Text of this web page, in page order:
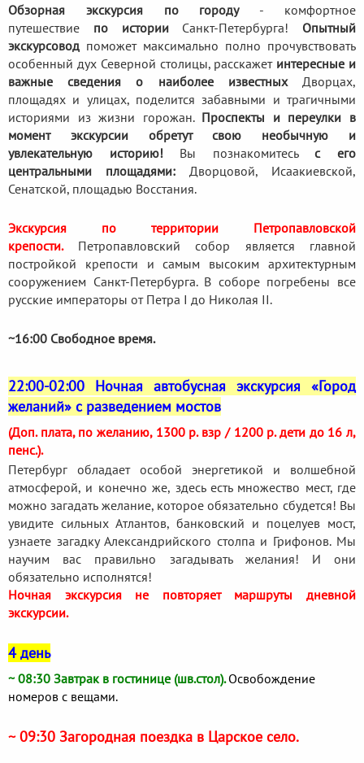
Обзорная экскурсия по городу- комфортное
путешествие по историиСанкт-Петербурга! Опытный
экскурсовод поможет максимально полно прочувствовать
особенный дух Северной столицы, расскажет интересные и
важные сведения о наиболее известныхДворцах,
площадях и улицах, поделится забавными и трагичными
историями из жизни горожан. Проспекты и переулки в
момент экскурсии обретут свою необычную и
увлекательную историю!Вы познакомитесьс его
центральными площадями: Дворцовой, Исаакиевской,
Сенатской, площадью Восстания.
Экскурсия по территории Петропавловской
крепости. Петропавловский собор является главной
постройкой крепости и самым высоким архитектурным
сооружением Санкт-Петербурга. В соборе погребены все
русские императоры от Петра I до Николая II.
~16:00 Свободное время.
22:00-02:00 Ночная автобусная экскурсия «Город
желаний» с разведением мостов
(Доп. плата, по желанию, 1300 р. взр / 1200 р. дети до 16 л,
пенс.).
Петербург обладает особой энергетикой и волшебной
атмосферой, и конечно же, здесь есть множество мест, где
можно загадать желание, которое обязательно сбудется! Вы
увидите сильных Атлантов, банковский и поцелуев мост,
узнаете загадку Александрийского столпа и Грифонов. Мы
научим вас правильно загадывать желания! И они
обязательно исполнятся!
Ночная экскурсия не повторяет маршруты дневной
экскурсии.
4 день
~ 08:30 Завтрак в гостинице (шв.стол).Освобождение
номеров с вещами.
~ 09:30 Загородная поездка в Царское село.